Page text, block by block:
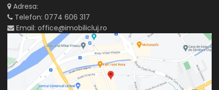
Adresa:
Telefon: 0774 606 317
Email: office@imobilicluj.ro